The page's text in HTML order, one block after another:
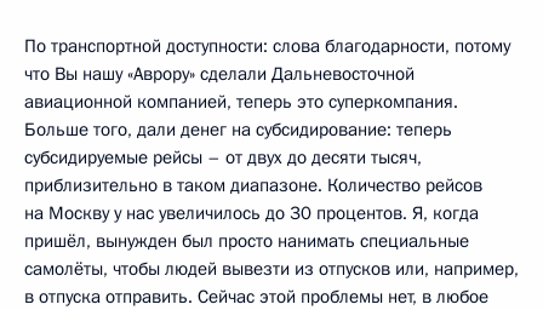
По транспортной доступности: слова благодарности, потому
что Вы нашу «Аврору» сделали Дальневосточной
авиационной компанией, теперь это суперкомпания.
Больше того, дали денег на субсидирование: теперь
субсидируемые рейсы – от двух до десяти тысяч,
приблизительно в таком диапазоне. Количество рейсов
на Москву у нас увеличилось до 30 процентов. Я, когда
пришёл, вынужден был просто нанимать специальные
самолёты, чтобы людей вывезти из отпусков или, например,
в отпуска отправить. Сейчас этой проблемы нет, в любое